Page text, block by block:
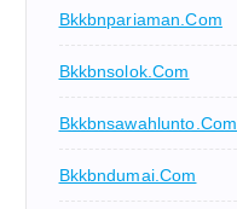
Bkkbnpariaman.com
Bkkbnsolok.com
Bkkbnsawahlunto.com
Bkkbndumai.com